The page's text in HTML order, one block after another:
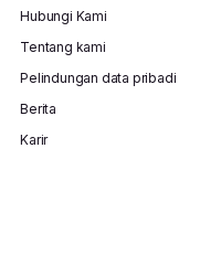
Hubungi Kami
Tentang kami
Pelindungan data pribadi
Berita
Karir